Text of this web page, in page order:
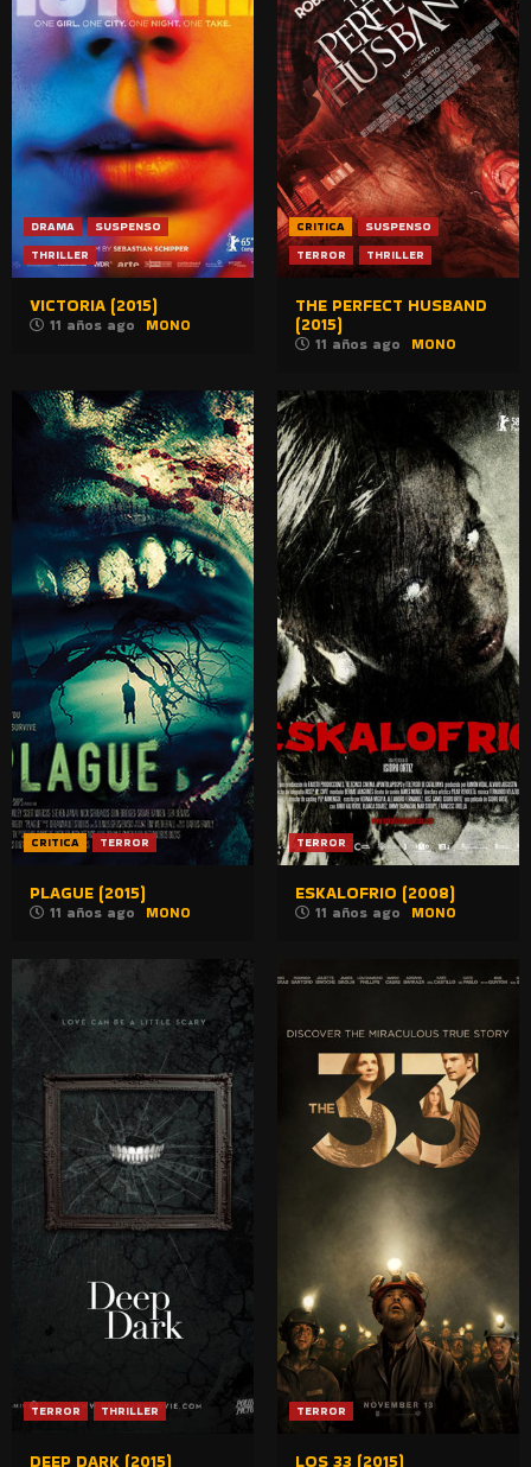
DRAMA
SUSPENSO
THRILLER
VICTORIA (2015)
11 años ago MONO
CRITICA
SUSPENSO
TERROR
THRILLER
THE PERFECT HUSBAND
(2015)
11 años ago MONO
CRITICA TERROR
PLAGUE (2015)
11 años ago MONO
TERROR
ESKALOFRIO (2008)
11 años ago MONO
TERROR THRILLER
DEEP DARK (2015)
TERROR
LOS 33 (2015)